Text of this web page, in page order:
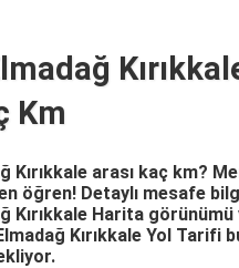
Km
Kırıkkale arası kaç km?
öğren! Detaylı mesafe
Kırıkkale Harita görünümü
Kırıkkale Yol Tarifi